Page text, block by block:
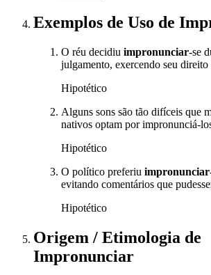
Exemplos de Uso de
O réu decidiu impronunciar-se
julgamento, exercendo seu direito
Hipotético
Alguns sons são tão difíceis que
nativos optam por impronunciá-
Hipotético
O político preferiu impronunciar
evitando comentários que
Hipotético
Origem / Etimologia de
Impronunciar